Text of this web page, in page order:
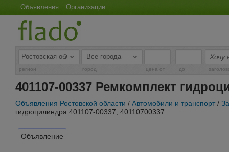
Объявления Организации
-
регион город цена от до
401107-00337 Ремкомплект
Объявления Ростовской области / Автомобили и транспорт /
гидроцилиндра 401107-00337, 40110700337
Объявление